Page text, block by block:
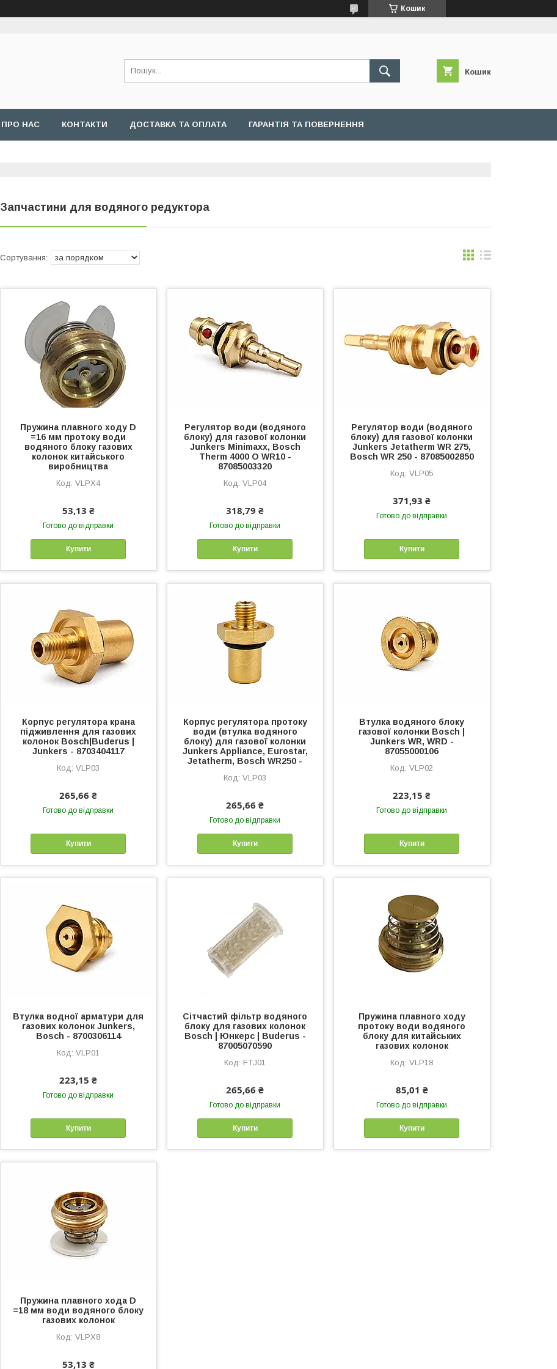
Кошик
Кошик
ПРО НАС КОНТАКТИ ДОСТАВКА ТА ОПЛАТА ГАРАНТІЯ ТА ПОВЕРНЕННЯ
Запчастини для водяного редуктора
Пружина плавного ходу D
=16 мм протоку води
водяного блоку газових
колонок китайського
виробництва
VLPX4
53,13 ₴
Готово до відправки
Купити
Регулятор води (водяного
блоку) для газової колонки
Junkers Minimaxx, Bosch
Therm 4000 O WR10 -
87085003320
VLP04
318,79 ₴
Готово до відправки
Купити
Регулятор води (водяного
блоку) для газової колонки
Junkers Jetatherm WR 275,
Bosch WR 250 - 87085002850
VLP05
371,93 ₴
Готово до відправки
Купити
Корпус регулятора крана
підживлення для газових
колонок Bosch|Buderus |
Junkers - 8703404117
VLP03
265,66 ₴
Готово до відправки
Купити
Корпус регулятора протоку
води (втулка водяного
блоку) для газової колонки
Junkers Appliance, Eurostar,
Jetatherm, Bosch WR250 -
VLP03
265,66 ₴
Готово до відправки
Купити
Втулка водяного блоку
газової колонки Bosch |
Junkers WR, WRD -
87055000106
VLP02
223,15 ₴
Готово до відправки
Купити
Втулка водної арматури для
газових колонок Junkers,
Bosch - 8700306114
VLP01
223,15 ₴
Готово до відправки
Купити
Сітчастий фільтр водяного
блоку для газових колонок
Bosch | Юнкерс | Buderus -
87005070590
FTJ01
265,66 ₴
Готово до відправки
Купити
Пружина плавного ходу
протоку води водяного
блоку для китайських
газових колонок
VLP18
85,01 ₴
Готово до відправки
Купити
Пружина плавного хода D
=18 мм води водяного блоку
газових колонок
VLPX8
53,13 ₴